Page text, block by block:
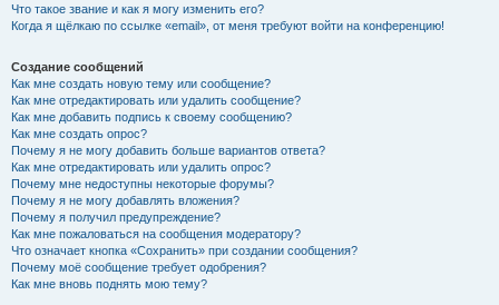
Что такое звание и как я могу изменить его?
Когда я щёлкаю по ссылке «email», от меня требуют войти на конференцию!
Создание сообщений
Как мне создать новую тему или сообщение?
Как мне отредактировать или удалить сообщение?
Как мне добавить подпись к своему сообщению?
Как мне создать опрос?
Почему я не могу добавить больше вариантов ответа?
Как мне отредактировать или удалить опрос?
Почему мне недоступны некоторые форумы?
Почему я не могу добавлять вложения?
Почему я получил предупреждение?
Как мне пожаловаться на сообщения модератору?
Что означает кнопка «Сохранить» при создании сообщения?
Почему моё сообщение требует одобрения?
Как мне вновь поднять мою тему?